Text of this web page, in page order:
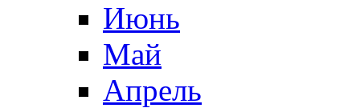
Июнь
Май
Апрель